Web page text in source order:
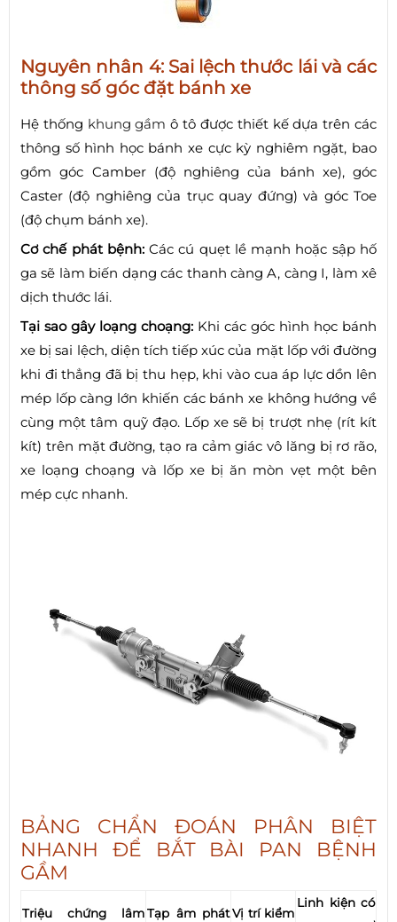
Nguyên nhân 4: Sai lệch thước lái và các
thông số góc đặt bánh xe
Hệ thống khung gầm ô tô được thiết kế dựa trên các
thông số hình học bánh xe cực kỳ nghiêm ngặt, bao
gồm góc Camber (độ nghiêng của bánh xe), góc
Caster (độ nghiêng của trục quay đứng) và góc Toe
(độ chụm bánh xe).
Cơ chế phát bệnh:Các cú quẹt lề mạnh hoặc sập hố
ga sẽ làm biến dạng các thanh càng A, càng I, làm xê
dịch thước lái.
Tại sao gây loạng choạng: Khi các góc hình học bánh
xe bị sai lệch, diện tích tiếp xúc của mặt lốp với đường
khi đi thẳng đã bị thu hẹp, khi vào cua áp lực dồn lên
mép lốp càng lớn khiến các bánh xe không hướng về
cùng một tâm quỹ đạo. Lốp xe sẽ bị trượt nhẹ (rít kít
kít) trên mặt đường, tạo ra cảm giác vô lăng bị rơ rão,
xe loạng choạng và lốp xe bị ăn mòn vẹt một bên
mép cực nhanh.
BẢNG CHẨN ĐOÁN PHÂN BIỆT
NHANH ĐỂ BẮT BÀI PAN BỆNH
GẦM
Triệu chứng lâmTạp âm phátVị trí kiểm
Linh kiện có